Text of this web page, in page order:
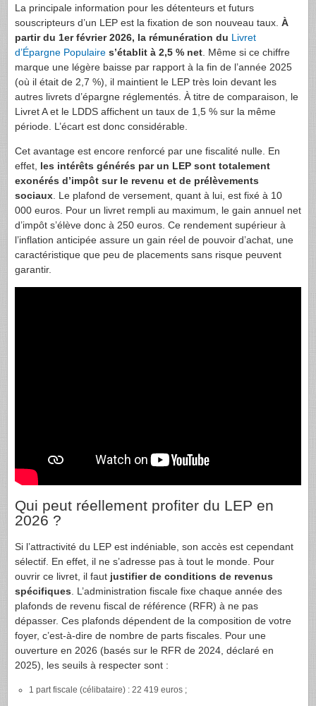
La principale information pour les détenteurs et futurs
souscripteurs d’un LEP est la fixation de son nouveau taux. À
partir du 1er février 2026, la rémunération du Livret
d’Épargne Populaire s’établit à 2,5 % net. Même si ce chiffre
marque une légère baisse par rapport à la fin de l’année 2025
(où il était de 2,7 %), il maintient le LEP très loin devant les
autres livrets d’épargne réglementés. À titre de comparaison, le
Livret A et le LDDS affichent un taux de 1,5 % sur la même
période. L’écart est donc considérable.
Cet avantage est encore renforcé par une fiscalité nulle. En
effet, les intérêts générés par un LEP sont totalement
exonérés d’impôt sur le revenu et de prélèvements
sociaux. Le plafond de versement, quant à lui, est fixé à 10
000 euros. Pour un livret rempli au maximum, le gain annuel net
d’impôt s’élève donc à 250 euros. Ce rendement supérieur à
l’inflation anticipée assure un gain réel de pouvoir d’achat, une
caractéristique que peu de placements sans risque peuvent
garantir.
Qui peut réellement profiter du LEP en
2026 ?
Si l’attractivité du LEP est indéniable, son accès est cependant
sélectif. En effet, il ne s’adresse pas à tout le monde. Pour
ouvrir ce livret, il faut justifier de conditions de revenus
spécifiques . L’administration fiscale fixe chaque année des
plafonds de revenu fiscal de référence (RFR) à ne pas
dépasser. Ces plafonds dépendent de la composition de votre
foyer, c’est-à-dire de nombre de parts fiscales. Pour une
ouverture en 2026 (basés sur le RFR de 2024, déclaré en
2025), les seuils à respecter sont :
1 part fiscale (célibataire) : 22 419 euros ;